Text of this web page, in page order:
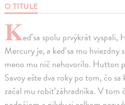
O TITULE
Keď sa spolu prvýkrát
Mercury je, a keď sa mu hviezdny
meno mu nič nehovorilo. Hutton
Savoy ešte dva roky po tom, čo
začal mu robiť záhradníka. V tom